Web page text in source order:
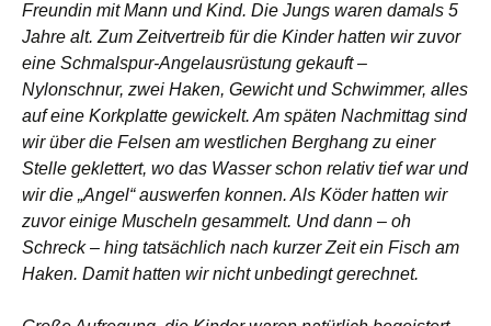
Freundin mit Mann und Kind. Die Jungs waren damals 5
Jahre alt. Zum Zeitvertreib für die Kinder hatten wir zuvor
eine Schmalspur-Angelausrüstung gekauft –
Nylonschnur, zwei Haken, Gewicht und Schwimmer, alles
auf eine Korkplatte gewickelt. Am späten Nachmittag sind
wir über die Felsen am westlichen Berghang zu einer
Stelle geklettert, wo das Wasser schon relativ tief war und
wir die „Angel“ auswerfen konnen. Als Köder hatten wir
zuvor einige Muscheln gesammelt. Und dann – oh
Schreck – hing tatsächlich nach kurzer Zeit ein Fisch am
Haken. Damit hatten wir nicht unbedingt gerechnet.